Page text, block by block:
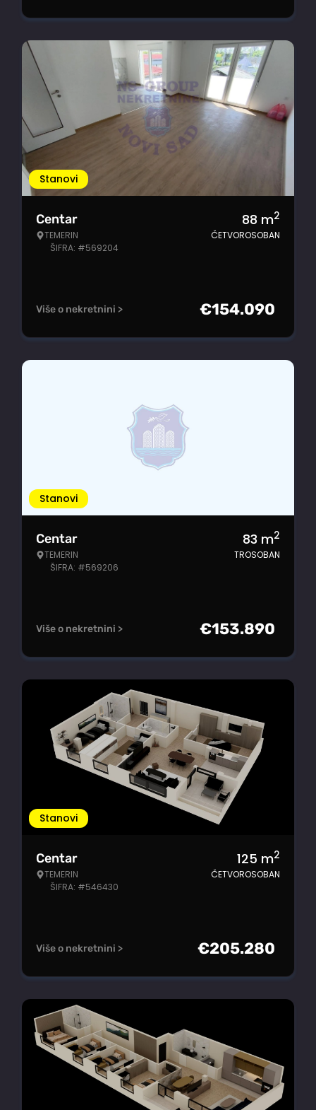
Stanovi
Centar
TEMERIN
ŠIFRA: #569204
88 m2
ČETVOROSOBAN
Više o nekretnini > €154.090
Stanovi
Centar
TEMERIN
ŠIFRA: #569206
83 m2
TROSOBAN
Više o nekretnini > €153.890
Stanovi
Centar
TEMERIN
ŠIFRA: #546430
125 m2
ČETVOROSOBAN
Više o nekretnini > €205.280